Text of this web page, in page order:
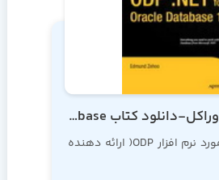
دانلود کتاب اوراکل-دانلود کتاب Pro ODP .NET for Oracle Database
کتابی جامع در مورد نرم افزار ODP( ارائه دهنده